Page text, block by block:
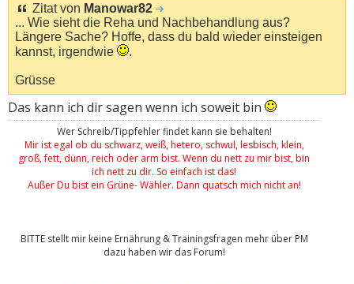
Zitat von Manowar82
... Wie sieht die Reha und Nachbehandlung aus?
Längere Sache? Hoffe, dass du bald wieder einsteigen
kannst, irgendwie
.
Grüsse
Das kann ich dir sagen wenn ich soweit bin
Wer Schreib/Tippfehler findet kann sie behalten!
Mir ist egal ob du schwarz, weiß, hetero, schwul, lesbisch, klein,
groß, fett, dünn, reich oder arm bist. Wenn du nett zu mir bist, bin
ich nett zu dir. So einfach ist das!
Außer Du bist ein Grüne- Wähler. Dann quatsch mich nicht an!
BITTE stellt mir keine Ernährung & Trainingsfragen mehr über PM
dazu haben wir das Forum!